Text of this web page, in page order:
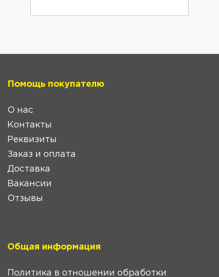
Помощь покупателю
О нас
Контакты
Реквизиты
Заказ и оплата
Доставка
Вакансии
Отзывы
Общая информация
Политика в отношении обработки